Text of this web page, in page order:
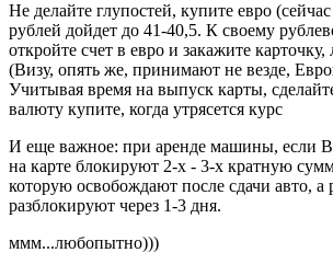
Не делайте глупостей, купите евро
рублей дойдет до 41-40,5. К своему
откройте счет в евро и закажите
(Визу, опять же, принимают не везде,
Учитывая время на выпуск карты,
валюту купите, когда утрясется курс
И еще важное: при аренде машины, если
на карте блокируют 2-х - 3-х кратную
которую освобождают после сдачи авто, а
разблокируют через 1-3 дня.
ммм...любопытно)))